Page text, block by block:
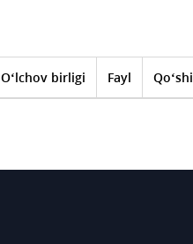
O‘lchov birligi Fayl